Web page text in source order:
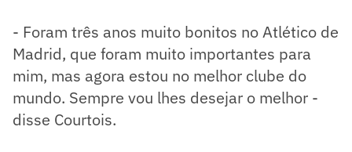
- Foram três anos muito bonitos no Atlético de
Madrid, que foram muito importantes para
mim, mas agora estou no melhor clube do
mundo. Sempre vou lhes desejar o melhor -
disse Courtois.